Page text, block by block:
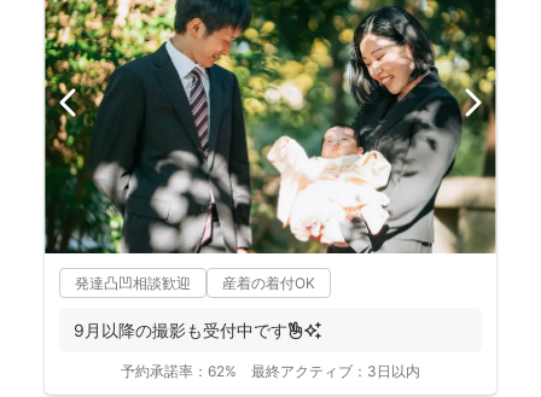
発達凸凹相談歓迎 産着の着付OK
9月以降の撮影も受付中です✌️✨
予約承諾率： 62% 最終アクティブ： 3日以内